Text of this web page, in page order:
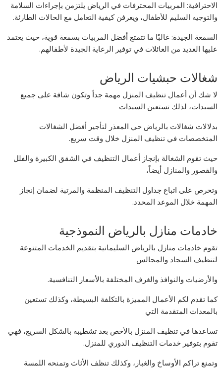
الاحترافية: المربيات المحترفات في الرياض يلتزمن بإجراءات السلامة
والتوجيه السليم للأطفال، ويعرفن كيفية التعامل مع الحالات الطارئة.
السمعة الجيدة: غالبًا ما تتمتع أفضل المربيات بسمعة قوية، حيث يعتمد
عليها العديد من العائلات في توفير الرعاية الجيدة لأطفالهم.
شغالات حبشيات الرياض
لا شك أن أعمال تنظيف المنزل مهمة جداً وتكون شاقة على جميع
السيدات، لذلك تستعين السيدات
بدلالات شغالات بالرياض حي المعذر لتأجير أفضل الشغالات
المتخصصات في تنظيف المنزل خلال وقت سريع.
حيث تقوم الشغالة بإنجاز أعمال التنظيف في الشقق الكبيرة والفلل
والقصور والمنازل أيضاً،
وتحرص على اتباع جداول التنظيف المنظمة والمرتبة لضمان إنجاز
المهمة خلال الموعد المحدد.
خادمات منازل بالرياض النموذجية
تقوم خادمات منازل بالرياض السليمانية بتقديم الخدمات المتنوعة
لتنظيف السجاد والمجالس
والأرضيات والنوافذ والغرف المختلفة بالأسعار التنافسية.
كما تقدم لكم الأعمال المميزة بالتكلفة البسيطة، وكذلك تستعين
بالمعدات المتقدمة التي
تساعدها في تنظيف المنزل بالأخص بعد تشطيبه بالشكل السريع، فهي
تقوم بتوفير خدمات التنظيف الدوري للمنزل.
وتمنع تراكم الأوساخ والغبار، وكذلك تنظف الأثاث وتمنحه اللمسة